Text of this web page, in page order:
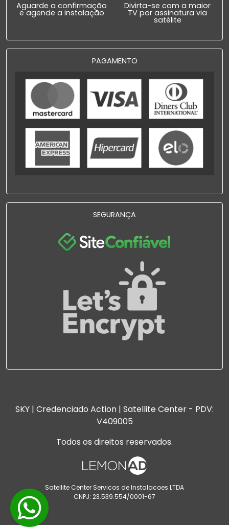
Aguarde a confirmação
e agende a instalação
Divirta-se com a maior
TV por assinatura via
satélite
PAGAMENTO
SEGURANÇA
SKY | Credenciado Action | Satellite Center - PDV:
V409005
Todos os direitos reservados.
Satellite Center Servicos de Instalacoes LTDA
CNPJ: 23.539.554/0001-67